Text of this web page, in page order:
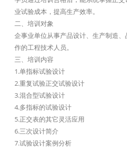
业试验成本，提高生产效率。
二、培训对象
企事业单位从事产品设计、生产制造
作的工程技术人员。
三、培训内容
1.单指标试验设计
2.重复试验正交试验设计
3.混合型试验设计
4.多指标的试验设计
5.正交表的其它灵活应用
6.三次设计简介
7.试验设计案例分析